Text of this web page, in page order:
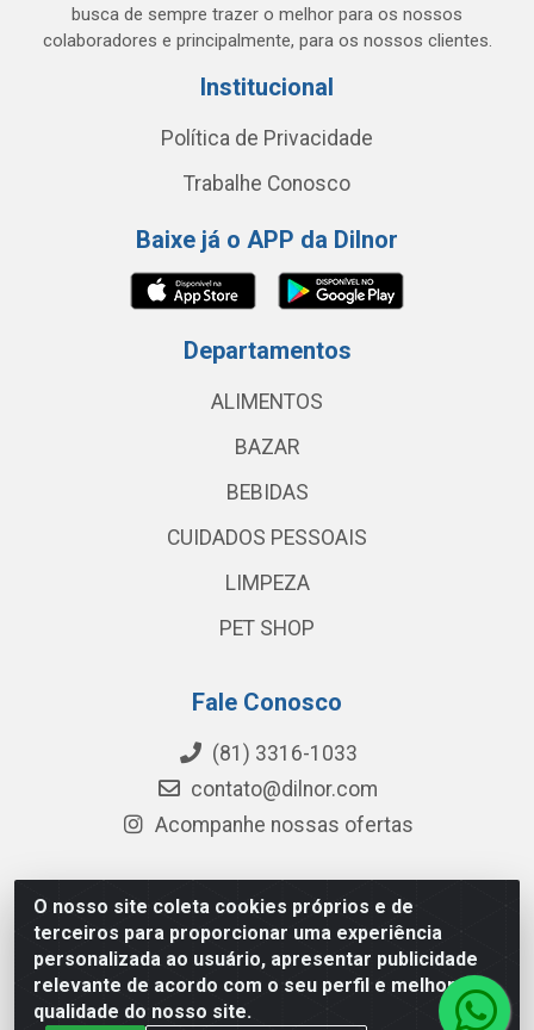
O nosso site coleta cookies próprios e de
terceiros para proporcionar uma experiência
personalizada ao usuário, apresentar publicidade
relevante de acordo com o seu perfil e melhorar a
qualidade do nosso site.
busca de sempre trazer o melhor para os nossos
colaboradores e principalmente, para os nossos clientes.
Institucional
Política de Privacidade
Trabalhe Conosco
Baixe já o APP da Dilnor
Departamentos
ALIMENTOS
BAZAR
BEBIDAS
CUIDADOS PESSOAIS
LIMPEZA
PET SHOP
Fale Conosco
(81) 3316-1033
contato@dilnor.com
Acompanhe nossas ofertas
Dilnor Distribuidora - Rua Professor Joaquim Cavalcanti,
975 - Iputinga - Recife/PE - CEP 50800-010 - CNPJ
04.054.534/0001-51